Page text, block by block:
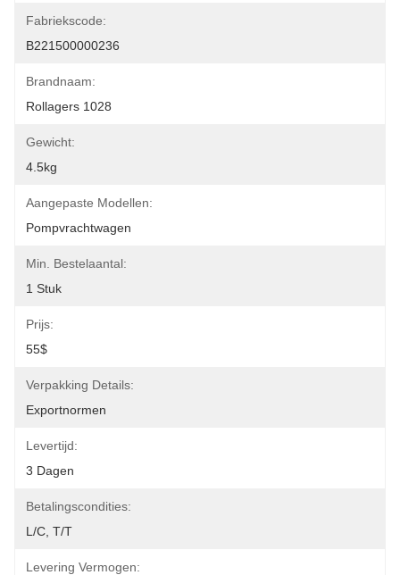
Fabriekscode:
B221500000236
Brandnaam:
Rollagers 1028
Gewicht:
4.5kg
Aangepaste Modellen:
Pompvrachtwagen
Min. Bestelaantal:
1 Stuk
Prijs:
55$
Verpakking Details:
Exportnormen
Levertijd:
3 Dagen
Betalingscondities:
L/C, T/T
Levering Vermogen: